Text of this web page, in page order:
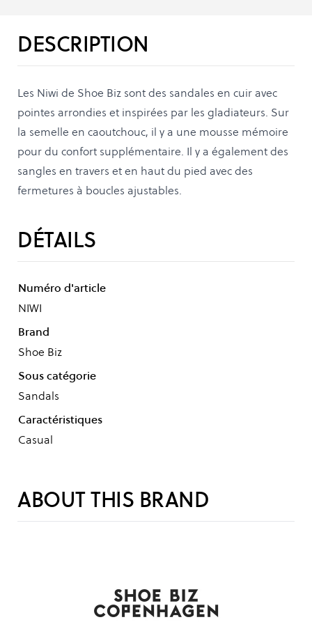
DESCRIPTION
Les Niwi de Shoe Biz sont des sandales en cuir avec
pointes arrondies et inspirées par les gladiateurs. Sur
la semelle en caoutchouc, il y a une mousse mémoire
pour du confort supplémentaire. Il y a également des
sangles en travers et en haut du pied avec des
fermetures à boucles ajustables.
DÉTAILS
Numéro d'article
NIWI
Brand
Shoe Biz
Sous catégorie
Sandals
Caractéristiques
Casual
ABOUT THIS BRAND